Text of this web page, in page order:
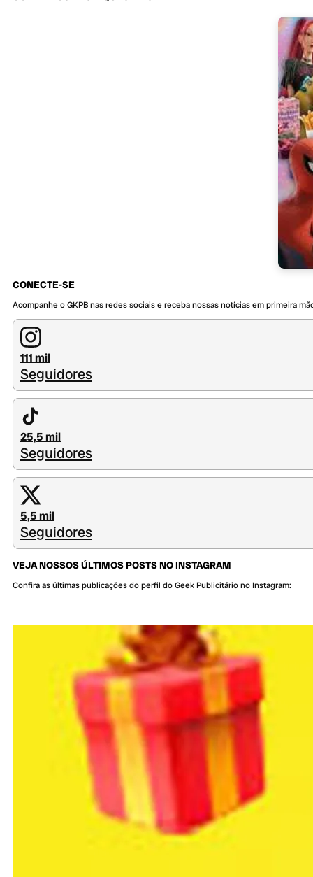
CONECTE-SE
Acompanhe o GKPB nas redes sociais e receba nossas notícias em primeira
111 mil
Seguidores
25,5 mil
Seguidores
5,5 mil
Seguidores
VEJA NOSSOS ÚLTIMOS POSTS NO INSTAGRAM
Confira as últimas publicações do perfil do Geek Publicitário no Instagram: